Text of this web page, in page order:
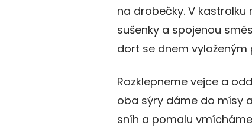
na drobečky. V
sušenky a spojenou
dort se dnem
Rozklepneme vejce a
oba sýry dáme do mísy
sníh a pomalu